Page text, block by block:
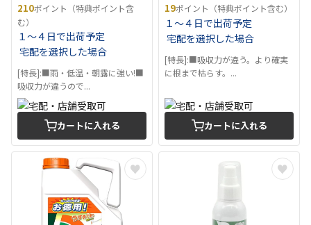
210ポイント（特典ポイント含
む）
１～４日で出荷予定
宅配を選択した場合
[特長]:■雨・低温・朝露に強い!■
吸収力が違うので...
カートに入れる
19ポイント（特典ポイント含む）
１～４日で出荷予定
宅配を選択した場合
[特長]:■吸収力が違う。より確実
に根まで枯らす。...
カートに入れる